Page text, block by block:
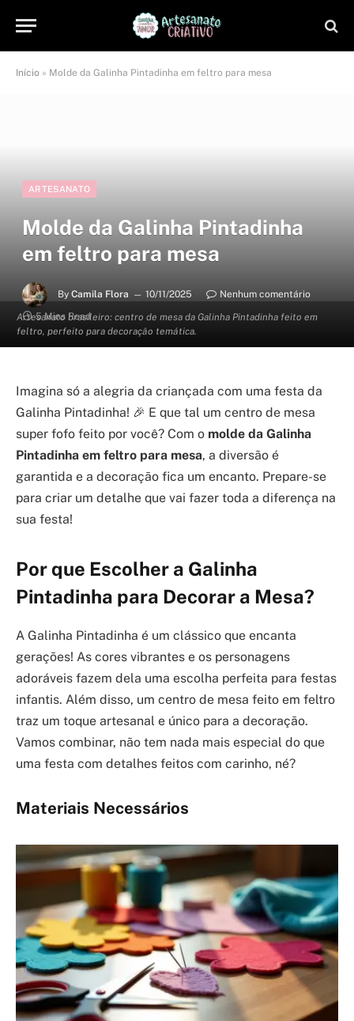
Início » Molde da Galinha Pintadinha em feltro para mesa
Artesanato brasileiro: centro de mesa da Galinha Pintadinha feito em
feltro, perfeito para decoração temática.
ARTESANATO
Molde da Galinha Pintadinha
em feltro para mesa
By Camila Flora 10/11/2025
Nenhum comentário
5 Mins Read
Imagina só a alegria da criançada com uma festa da
Galinha Pintadinha! 🎉 E que tal um centro de mesa
super fofo feito por você? Com o molde da Galinha
Pintadinha em feltro para mesa, a diversão é
garantida e a decoração fica um encanto. Prepare-se
para criar um detalhe que vai fazer toda a diferença na
sua festa!
Por que Escolher a Galinha
Pintadinha para Decorar a Mesa?
A Galinha Pintadinha é um clássico que encanta
gerações! As cores vibrantes e os personagens
adoráveis fazem dela uma escolha perfeita para festas
infantis. Além disso, um centro de mesa feito em feltro
traz um toque artesanal e único para a decoração.
Vamos combinar, não tem nada mais especial do que
uma festa com detalhes feitos com carinho, né?
Materiais Necessários